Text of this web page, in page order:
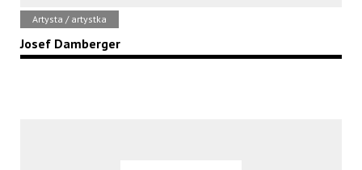
Artysta / artystka
Josef Damberger